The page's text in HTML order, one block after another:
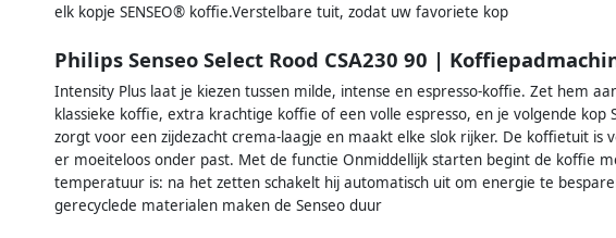
elk kopje SENSEO® koffie.Verstelbare tuit, zodat uw favoriete kop
Philips Senseo Select Rood CSA230 90 |
Intensity Plus laat je kiezen tussen milde, intense en espresso-koffie. Zet hem
klassieke koffie, extra krachtige koffie of een volle espresso, en je volgende kop
zorgt voor een zijdezacht crema-laagje en maakt elke slok rijker. De koffietuit is
er moeiteloos onder past. Met de functie Onmiddellijk starten begint de koffie
temperatuur is: na het zetten schakelt hij automatisch uit om energie te
gerecyclede materialen maken de Senseo duur